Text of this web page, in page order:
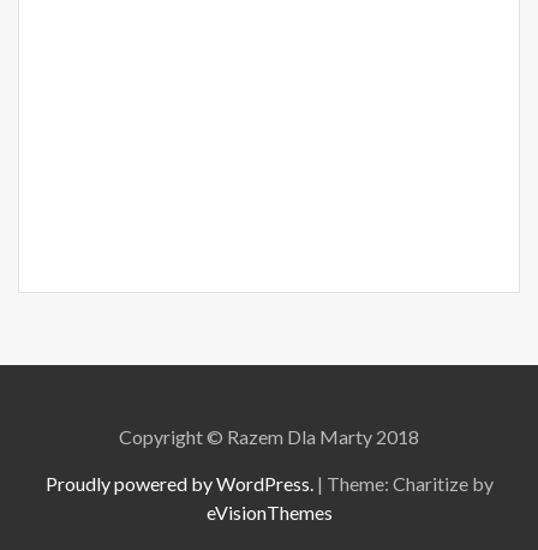
Copyright © Razem Dla Marty 2018
Proudly powered by WordPress. | Theme: Charitize by
eVisionThemes